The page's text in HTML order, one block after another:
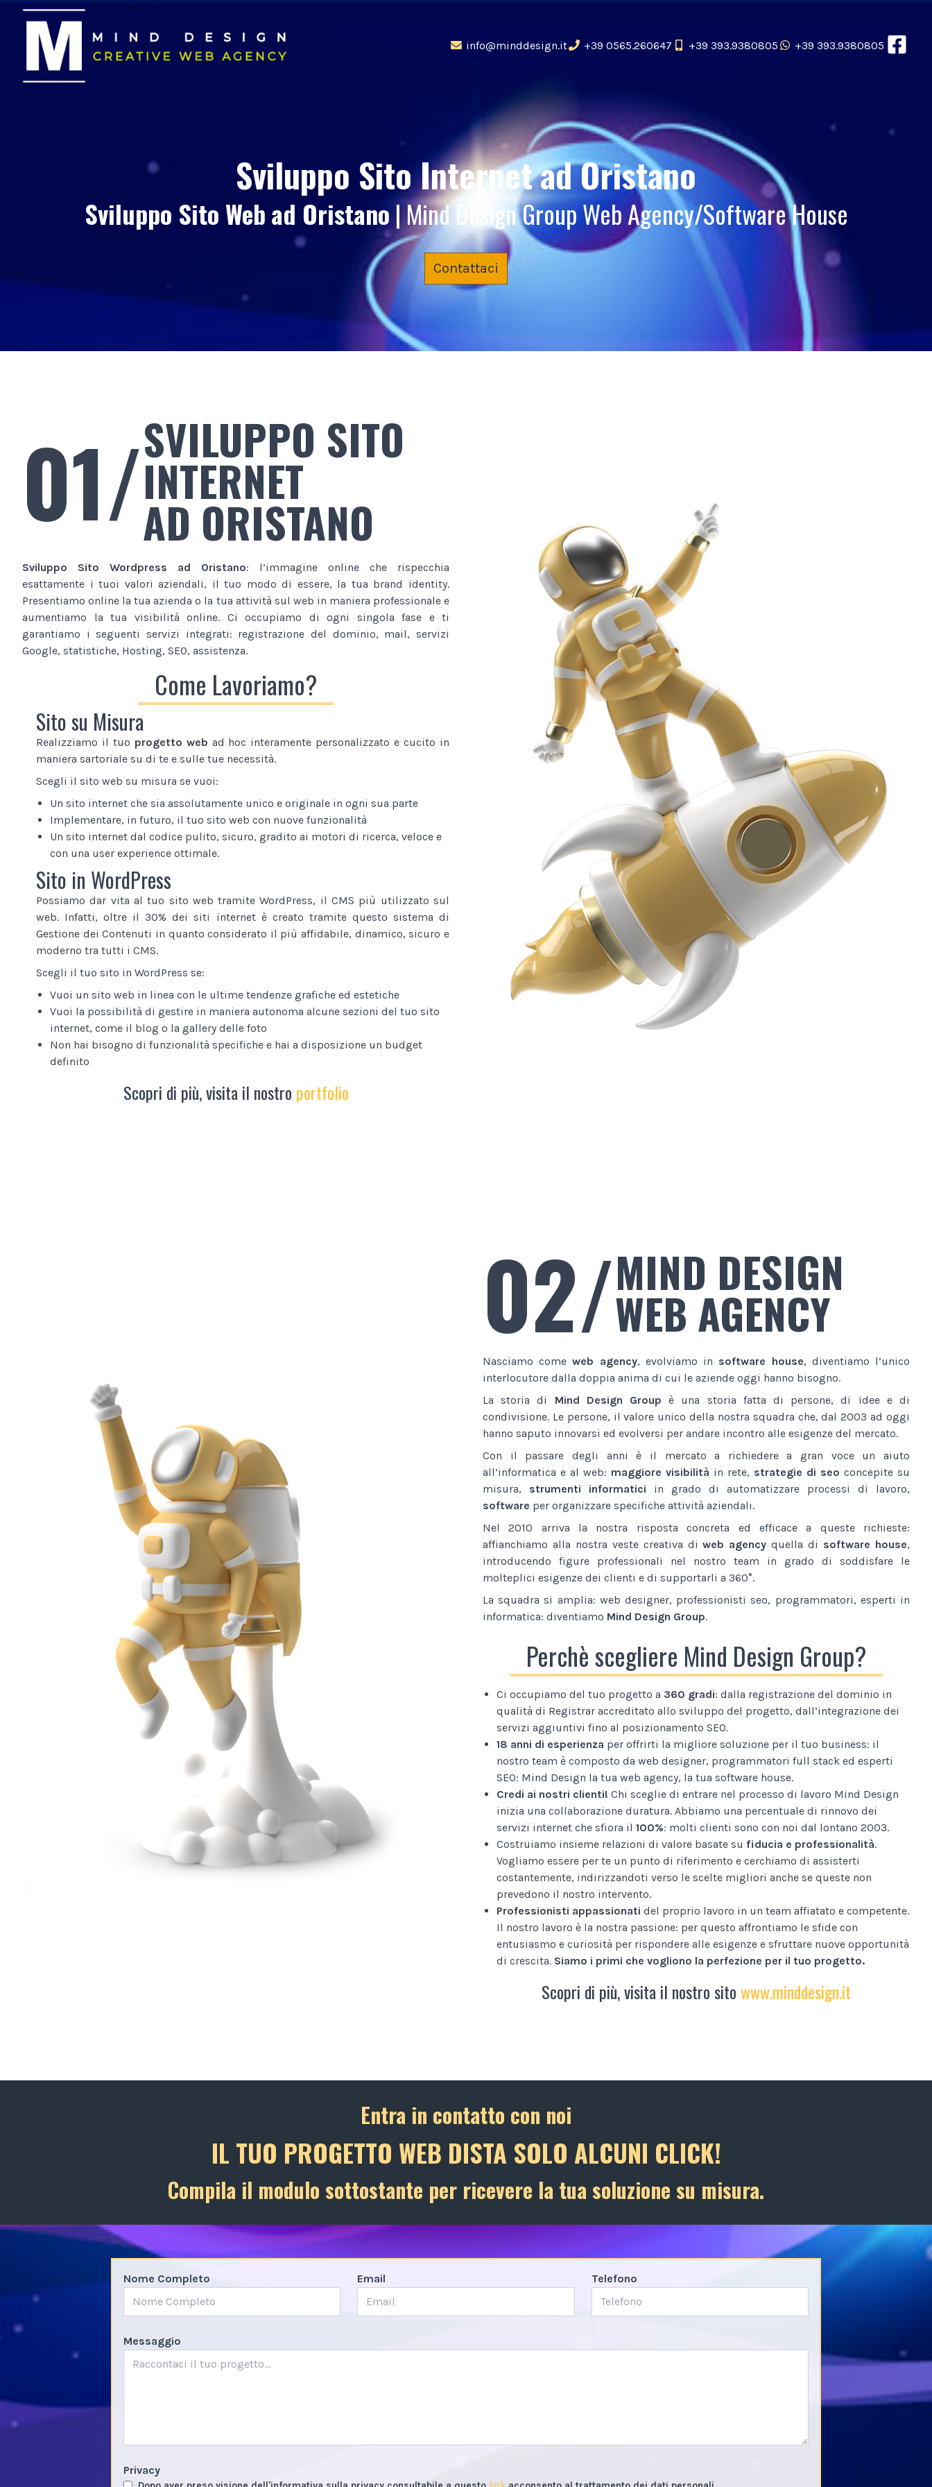
info@minddesign.it +39 0565.260647 +39 393.9380805 +39 393.9380805
Sviluppo Sito Internetad Oristano
Sviluppo Sito Webad Oristano| Mind Design Group Web Agency/Software House
Contattaci
01/SVILUPPO SITO
INTERNET
AD ORISTANO
Sviluppo Sito Wordpress ad Oristano: l’immagine online che rispecchia
esattamente i tuoi valori aziendali, il tuo modo di essere, la tua brand identity.
Presentiamo online la tua azienda o la tua attività sul web in maniera professionale e
aumentiamo la tua visibilità online. Ci occupiamo di ogni singola fase e ti
garantiamo i seguenti servizi integrati: registrazione del dominio, mail, servizi
Google, statistiche, Hosting, SEO, assistenza.
Come Lavoriamo?
Sito su Misura
Realizziamo il tuo progetto web ad hoc interamente personalizzato e cucito in
maniera sartoriale su di te e sulle tue necessità.
Scegli il sito web su misura se vuoi:
Un sito internet che sia assolutamente unico e originale in ogni sua parte
Implementare, in futuro, il tuo sito web con nuove funzionalità
Un sito internet dal codice pulito, sicuro, gradito ai motori di ricerca, veloce e
con una user experience ottimale.
Sito in WordPress
Possiamo dar vita al tuo sito web tramite WordPress, il CMS più utilizzato sul
web. Infatti, oltre il 30% dei siti internet è creato tramite questo sistema di
Gestione dei Contenuti in quanto considerato il più affidabile, dinamico, sicuro e
moderno tra tutti i CMS.
Scegli il tuo sito in WordPress se:
Vuoi un sito web in linea con le ultime tendenze grafiche ed estetiche
Vuoi la possibilità di gestire in maniera autonoma alcune sezioni del tuo sito
internet, come il blog o la gallery delle foto
Non hai bisogno di funzionalità specifiche e hai a disposizione un budget
definito
Scopri di più, visita il nostro portfolio
02/MIND DESIGN
WEB AGENCY
Nasciamo comeweb agency, evolviamo in software house, diventiamo l’unico
interlocutore dalla doppia anima di cui le aziende oggi hanno bisogno.
La storia di Mind Design Group è una storia fatta di persone, di idee e di
condivisione. Le persone, il valore unico della nostra squadra che, dal 2003 ad oggi
hanno saputo innovarsi ed evolversi per andare incontro alle esigenze del mercato.
Con il passare degli anni è il mercato a richiedere a gran voce un aiuto
all’informatica e al web: maggiore visibilità in rete, strategie di seo concepite su
misura, strumenti informatici in grado di automatizzare processi di lavoro,
software per organizzare specifiche attività aziendali.
Nel 2010 arriva la nostra risposta concreta ed efficace a queste richieste:
affianchiamo alla nostra veste creativa diweb agency quella di software house,
introducendo figure professionali nel nostro team in grado di soddisfare le
molteplici esigenze dei clienti e di supportarli a 360°.
La squadra si amplia: web designer, professionisti seo, programmatori, esperti in
informatica: diventiamo Mind Design Group.
Perchè scegliere Mind Design Group?
Ci occupiamo del tuo progetto a 360 gradi: dalla registrazione del dominio in
qualità di Registrar accreditato allo sviluppo del progetto, dall’integrazione dei
servizi aggiuntivi fino al posizionamento SEO.
18 anni di esperienza per offrirti la migliore soluzione per il tuo business: il
nostro team è composto da web designer, programmatori full stack ed esperti
SEO: Mind Design la tua web agency, la tua software house.
Credi ai nostri clienti! Chi sceglie di entrare nel processo di lavoro Mind Design
inizia una collaborazione duratura. Abbiamo una percentuale di rinnovo dei
servizi internet che sfiora il 100%: molti clienti sono con noi dal lontano 2003.
Costruiamo insieme relazioni di valore basate su fiducia e professionalità.
Vogliamo essere per te un punto di riferimento e cerchiamo di assisterti
costantemente, indirizzandoti verso le scelte migliori anche se queste non
prevedono il nostro intervento.
Professionisti appassionati del proprio lavoro in un team affiatato e competente.
Il nostro lavoro è la nostra passione: per questo affrontiamo le sfide con
entusiasmo e curiosità per rispondere alle esigenze e sfruttare nuove opportunità
di crescita. Siamo i primi che vogliono la perfezione per il tuo progetto.
Scopri di più, visita il nostro sitowww.minddesign.it
Entra in contatto con noi
IL TUO PROGETTO WEB DISTA SOLO ALCUNI CLICK!
Compila il modulo sottostante per ricevere la tua soluzione su misura.
Nome Completo Email Telefono
Messaggio
Privacy